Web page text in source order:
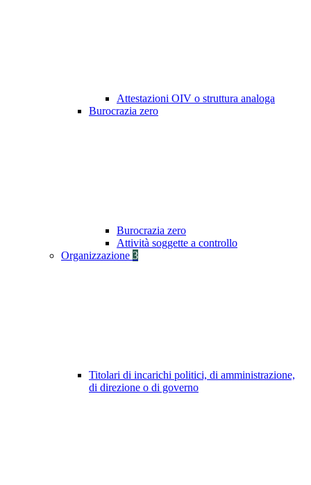
Attestazioni OIV o struttura analoga
Burocrazia zero
Burocrazia zero
Attività soggette a controllo
Organizzazione 3
Titolari di incarichi politici, di amministrazione,
di direzione o di governo